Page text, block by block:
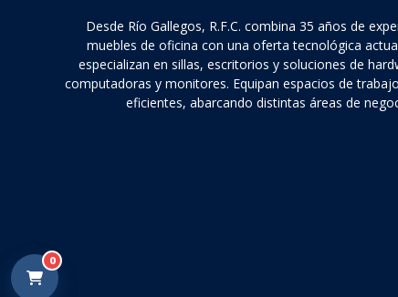
Desde Río Gallegos, R.F.C. combina 35 años de
muebles de oficina con una oferta tecnológica
especializan en sillas, escritorios y soluciones de
computadoras y monitores. Equipan espacios de
eficientes, abarcando distintas áreas de
0